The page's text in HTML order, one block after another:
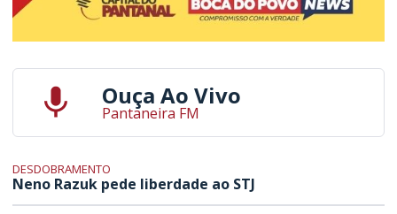
Ouça Ao Vivo
Pantaneira FM
DESDOBRAMENTO
Neno Razuk pede liberdade ao STJ